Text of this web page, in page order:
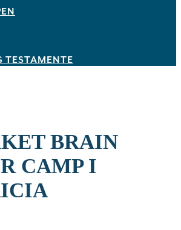
TESTAMENTE
BRAIN
CAMP I